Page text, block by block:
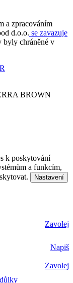
a zpracováním
d.o.o. se zavazuje
byly chráněné v
k poskytování
a funkcím,
Nastavení
Zavolej
Napiš
Zavolej